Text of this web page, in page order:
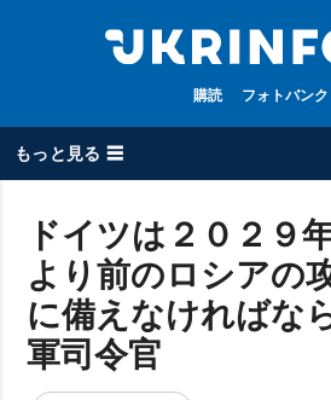
購読 フォトバンク
もっと見る ☰
全てのトピック
戦争
被占領地
ドイツは２０２９
より前のロシアの
に備えなければな
軍司令官